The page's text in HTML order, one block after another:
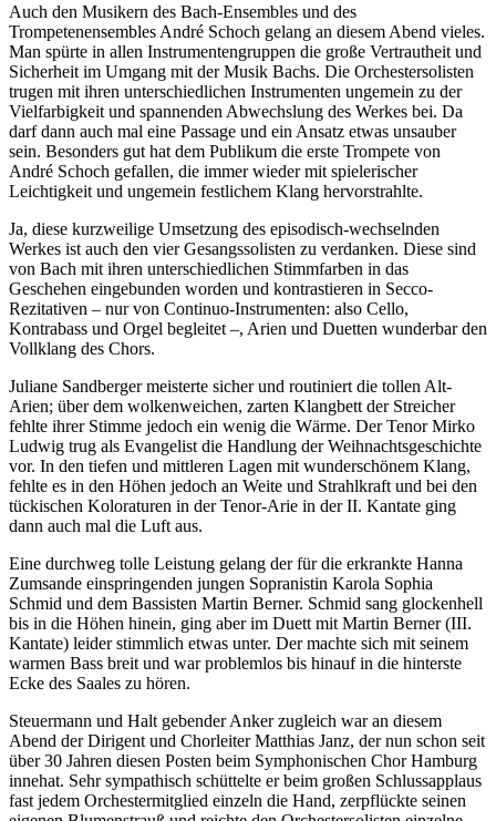
Auch den Musikern des Bach-Ensembles und des
Trompetenensembles André Schoch gelang an diesem Abend vieles.
Man spürte in allen Instrumentengruppen die große Vertrautheit und
Sicherheit im Umgang mit der Musik Bachs. Die Orchestersolisten
trugen mit ihren unterschiedlichen Instrumenten ungemein zu der
Vielfarbigkeit und spannenden Abwechslung des Werkes bei. Da
darf dann auch mal eine Passage und ein Ansatz etwas unsauber
sein. Besonders gut hat dem Publikum die erste Trompete von
André Schoch gefallen, die immer wieder mit spielerischer
Leichtigkeit und ungemein festlichem Klang hervorstrahlte.
Ja, diese kurzweilige Umsetzung des episodisch-wechselnden
Werkes ist auch den vier Gesangssolisten zu verdanken. Diese sind
von Bach mit ihren unterschiedlichen Stimmfarben in das
Geschehen eingebunden worden und kontrastieren in Secco-
Rezitativen – nur von Continuo-Instrumenten: also Cello,
Kontrabass und Orgel begleitet –, Arien und Duetten wunderbar den
Vollklang des Chors.
Juliane Sandberger meisterte sicher und routiniert die tollen Alt-
Arien; über dem wolkenweichen, zarten Klangbett der Streicher
fehlte ihrer Stimme jedoch ein wenig die Wärme. Der Tenor Mirko
Ludwig trug als Evangelist die Handlung der Weihnachtsgeschichte
vor. In den tiefen und mittleren Lagen mit wunderschönem Klang,
fehlte es in den Höhen jedoch an Weite und Strahlkraft und bei den
tückischen Koloraturen in der Tenor-Arie in der II. Kantate ging
dann auch mal die Luft aus.
Eine durchweg tolle Leistung gelang der für die erkrankte Hanna
Zumsande einspringenden jungen Sopranistin Karola Sophia
Schmid und dem Bassisten Martin Berner. Schmid sang glockenhell
bis in die Höhen hinein, ging aber im Duett mit Martin Berner (III.
Kantate) leider stimmlich etwas unter. Der machte sich mit seinem
warmen Bass breit und war problemlos bis hinauf in die hinterste
Ecke des Saales zu hören.
Steuermann und Halt gebender Anker zugleich war an diesem
Abend der Dirigent und Chorleiter Matthias Janz, der nun schon seit
über 30 Jahren diesen Posten beim Symphonischen Chor Hamburg
innehat. Sehr sympathisch schüttelte er beim großen Schlussapplaus
fast jedem Orchestermitglied einzeln die Hand, zerpflückte seinen